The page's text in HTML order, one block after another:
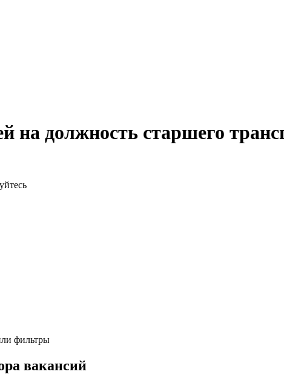
на должность старшего
фильтры
вакансий